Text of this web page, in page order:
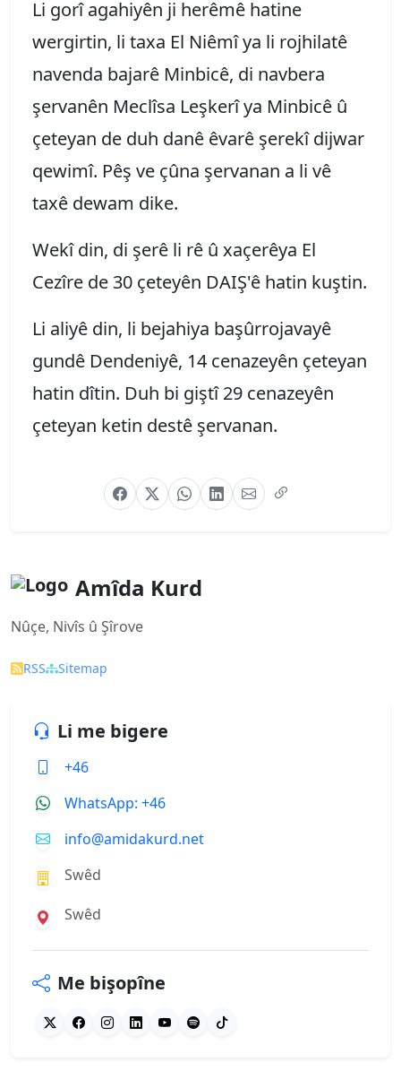
Li gorî agahiyên ji herêmê hatine
wergirtin, li taxa El Niêmî ya li rojhilatê
navenda bajarê Minbicê, di navbera
şervanên Meclîsa Leşkerî ya Minbicê û
çeteyan de duh danê êvarê şerekî dijwar
qewimî. Pêş ve çûna şervanan a li vê
taxê dewam dike.
Wekî din, di şerê li rê û xaçerêya El
Cezîre de 30 çeteyên DAIŞ'ê hatin kuştin.
Li aliyê din, li bejahiya başûrrojavayê
gundê Dendeniyê, 14 cenazeyên çeteyan
hatin dîtin. Duh bi giştî 29 cenazeyên
çeteyan ketin destê şervanan.
Amîda Kurd
Nûçe, Nivîs û Şîrove
RSS Sitemap
Li me bigere
+46
WhatsApp: +46
info@amidakurd.net
Swêd
Swêd
Me bişopîne